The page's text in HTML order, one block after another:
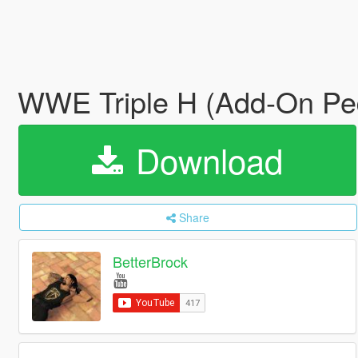
WWE Triple H (Add-On
Download
Share
BetterBrock